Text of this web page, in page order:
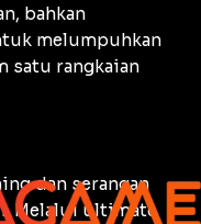
bahkan
melumpuhkan
satu rangkaian
dan serangan
Melalui ultimate